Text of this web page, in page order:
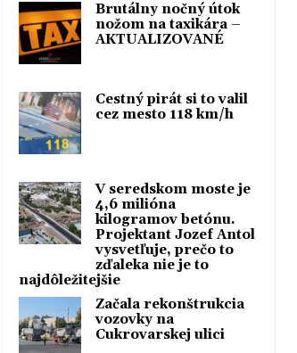
Brutálny nočný útok
nožom na taxikára –
AKTUALIZOVANÉ
Cestný pirát si to valil
cez mesto 118 km/h
V seredskom moste je
4,6 milióna
kilogramov betónu.
Projektant Jozef Antol
vysvetľuje, prečo to
zďaleka nie je to
najdôležitejšie
Začala rekonštrukcia
vozovky na
Cukrovarskej ulici